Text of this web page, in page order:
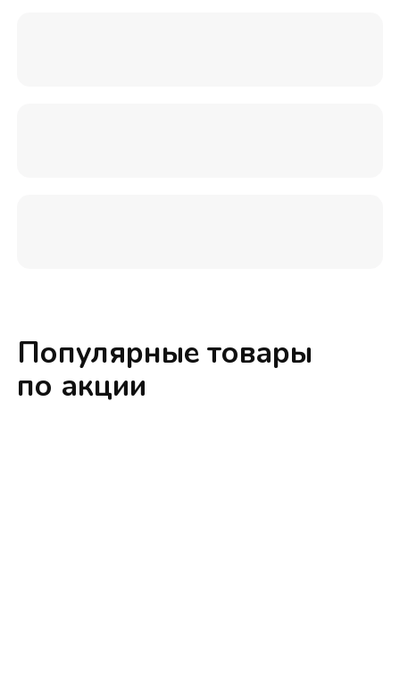
Популярные товары
по акции